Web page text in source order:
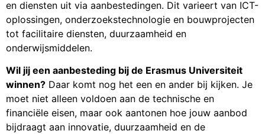
en diensten uit via aanbestedingen. Dit varieert van ICT-
oplossingen, onderzoekstechnologie en bouwprojecten
tot facilitaire diensten, duurzaamheid en
onderwijsmiddelen.
Wil jij een aanbesteding bij de Erasmus Universiteit
winnen? Daar komt nog het een en ander bij kijken. Je
moet niet alleen voldoen aan de technische en
financiële eisen, maar ook aantonen hoe jouw aanbod
bijdraagt aan innovatie, duurzaamheid en de